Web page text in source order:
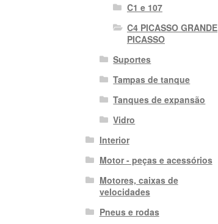
C1 e 107
C4 PICASSO GRANDE
PICASSO
Suportes
Tampas de tanque
Tanques de expansão
Vidro
Interior
Motor - peças e acessórios
Motores, caixas de
velocidades
Pneus e rodas